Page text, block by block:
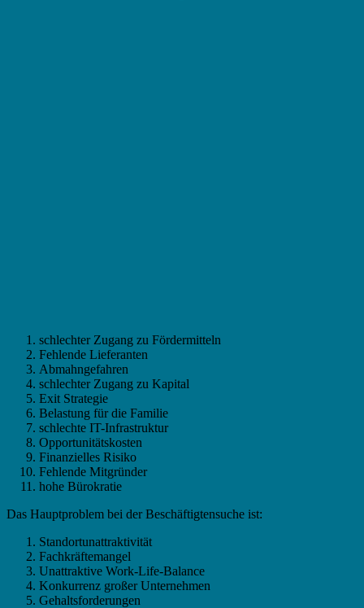
schlechter Zugang zu Fördermitteln
Fehlende Lieferanten
Abmahngefahren
schlechter Zugang zu Kapital
Exit Strategie
Belastung für die Familie
schlechte IT-Infrastruktur
Opportunitätskosten
Finanzielles Risiko
Fehlende Mitgründer
hohe Bürokratie
Das Hauptproblem bei der Beschäftigtensuche ist:
Standortunattraktivität
Fachkräftemangel
Unattraktive Work-Life-Balance
Konkurrenz großer Unternehmen
Gehaltsforderungen